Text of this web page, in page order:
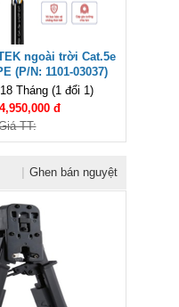
ngoài trời Cat.5e
(P/N: 1101-03037)
cao cấp
18 Tháng (1 đổi 1)
4,950,000 đ
TT:
Ghen bán nguyệt